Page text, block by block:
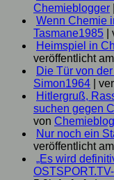
Chemieblogger
Wenn Chemie
Tasmane1985
Heimspiel in
veröffentlicht
Die Tür von
Simon1964
Hitlergruß,
suchen gegen
von
Nur noch ein
veröffentlicht
„Es wird